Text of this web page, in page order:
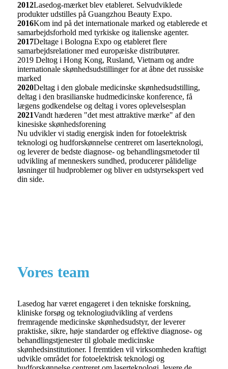
2012Lasedog-mærket blev etableret. Selvudviklede
produkter udstilles på Guangzhou Beauty Expo.
2016Kom ind på det internationale marked og etablerede et
samarbejdsforhold med tyrkiske og italienske agenter.
2017Deltage i Bologna Expo og etableret flere
samarbejdsrelationer med europæiske distributører.
2019 Deltog i Hong Kong, Rusland, Vietnam og andre
internationale skønhedsudstillinger for at åbne det russiske
marked
2020Deltag i den globale medicinske skønhedsudstilling,
deltag i den brasilianske hudmedicinske konference, få
lægens godkendelse og deltag i vores oplevelsesplan
2021Vandt hæderen "det mest attraktive mærke" af den
kinesiske skønhedsforening
Nu udvikler vi stadig energisk inden for fotoelektrisk
teknologi og hudforskønnelse centreret om laserteknologi,
og leverer de bedste diagnose- og behandlingsmetoder til
udvikling af menneskers sundhed, producerer pålidelige
løsninger til hudproblemer og bliver en udstyrsekspert ved
din side.
Vores team
Lasedog har været engageret i den tekniske forskning,
kliniske forsøg og teknologiudvikling af verdens
fremragende medicinske skønhedsudstyr, der leverer
praktiske, sikre, høje standarder og effektive diagnose- og
behandlingstjenester til globale medicinske
skønhedsinstitutioner. I fremtiden vil virksomheden kraftigt
udvikle området for fotoelektrisk teknologi og